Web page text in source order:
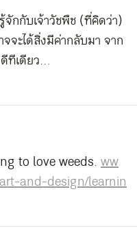
จักกับเจ้าวัชพืช (ที่คิดว่า)
จะได้สิ่งมีค่ากลับมา จาก
ทีเดียว…
to love weeds.ww
and-design/learnin